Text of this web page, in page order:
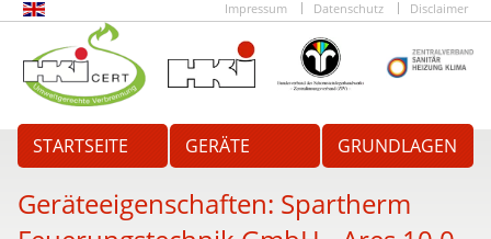
Impressum Datenschutz Disclaimer
STARTSEITE GERÄTE GRUNDLAGEN
Geräteeigenschaften: Spartherm